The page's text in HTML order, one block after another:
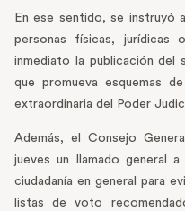
En ese sentido, se instruyó
personas físicas, jurídicas
inmediato la publicación del
que promueva esquemas
extraordinaria del Poder
Además, el Consejo
jueves un llamado general
ciudadanía en general para
listas de voto